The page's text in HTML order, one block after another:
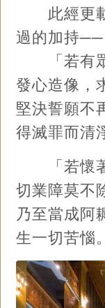
此經更載
過的加持──
「若有眾
發心造像，
堅決誓願不
得滅罪而清
「若懷著
切業障莫不
乃至當成阿
生一切苦惱